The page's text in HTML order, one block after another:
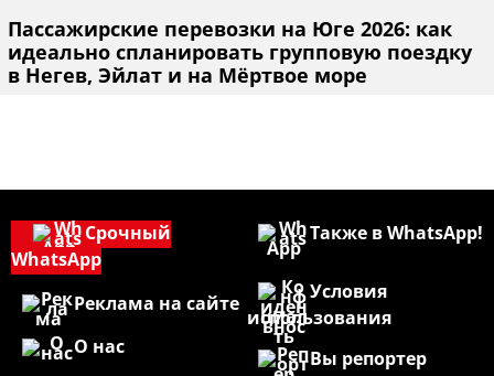
Пассажирские перевозки на Юге 2026: как
идеально спланировать групповую поездку
в Негев, Эйлат и на Мёртвое море
Также в WhatsApp!
Условия
использования
Вы репортер
Срочный
WhatsApp
Реклама на сайте
О нас